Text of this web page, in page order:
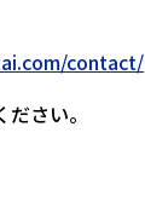
contact/
さい。